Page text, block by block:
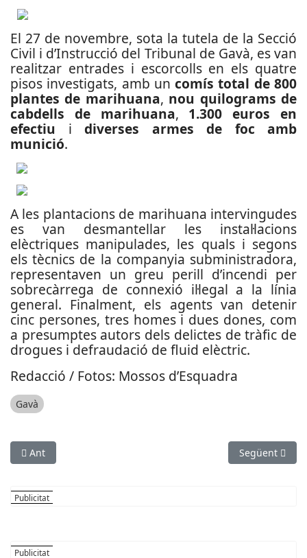
El 27 de novembre, sota la tutela de la Secció
Civil i d’Instrucció del Tribunal de Gavà, es van
realitzar entrades i escorcolls en els quatre
pisos investigats, amb uncomís total de 800
plantes de marihuana, nou quilograms de
cabdells de marihuana, 1.300 euros en
efectiu i diverses armes de foc amb
munició.
A les plantacions de marihuana intervingudes
es van desmantellar les instal·lacions
elèctriques manipulades, les quals i segons
els tècnics de la companyia subministradora,
representaven un greu perill d’incendi per
sobrecàrrega de connexió il·legal a la línia
general. Finalment, els agents van detenir
cinc persones, tres homes i dues dones, com
a presumptes autors dels delictes de tràfic de
drogues i defraudació de fluid elèctric.
Redacció / Fotos: Mossos d’Esquadra
Gavà
Article anterior: La Policia Nacional desmantella un cultiu
Ant Article
Següent